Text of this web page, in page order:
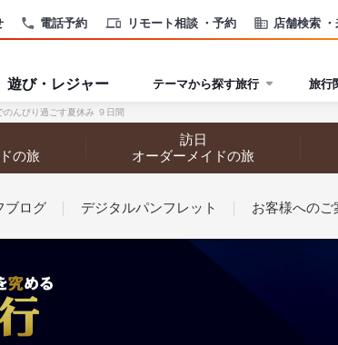
電話予約 リモート相談 ・予約 店舗検索
遊び・レジャー テーマから探す旅行 旅行
のんびり過ごす夏休み ９日間
の旅
訪日
オーダーメイドの旅
ブログ デジタルパンフレット お客様へのご